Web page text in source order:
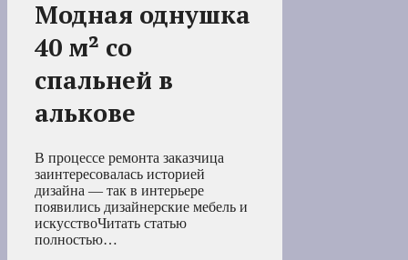
Модная однушка
40 м² со
спальней в
алькове
В процессе ремонта заказчица
заинтересовалась историей
дизайна — так в интерьере
появились дизайнерские мебель и
искусствоЧитать статью
полностью…